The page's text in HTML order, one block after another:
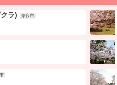
ラ) 奈良市